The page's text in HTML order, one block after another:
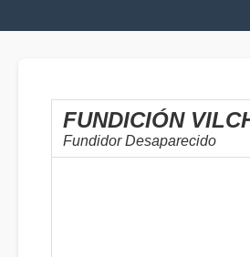
FUNDICIÓN
Fundidor Desaparecido